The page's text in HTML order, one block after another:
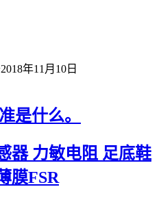
年11月10日
是什么。
器 力敏电阻 足底鞋
膜FSR